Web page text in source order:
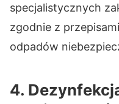
specjalistycznych
zgodnie z
odpadów
4.